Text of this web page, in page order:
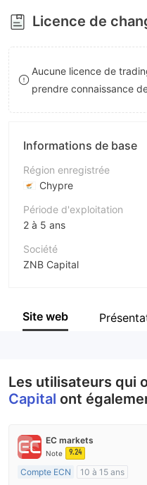
8
9
Licence de
Aucune licence de
prendre connaissance
Informations de base
Région enregistrée
Chypre
Période d'exploitation
2 à 5 ans
Société
ZNB Capital
Personnel
Site web
Les utilisateurs qui
Capital ont
EC markets
Note 9.24
Compte ECN
10 à 15 ans